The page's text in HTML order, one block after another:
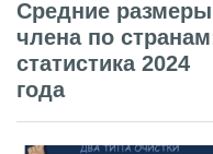
Средние размеры
члена по
статистика 2024
года